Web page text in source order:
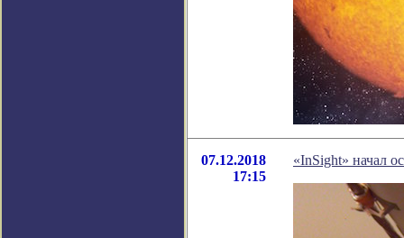
07.12.2018
17:15
«InSight» начал